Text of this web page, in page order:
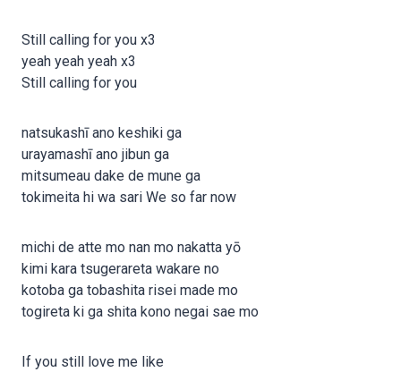
Still calling for you x3
yeah yeah yeah x3
Still calling for you
natsukashī ano keshiki ga
urayamashī ano jibun ga
mitsumeau dake de mune ga
tokimeita hi wa sari We so far now
michi de atte mo nan mo nakatta yō
kimi kara tsugerareta wakare no
kotoba ga tobashita risei made mo
togireta ki ga shita kono negai sae mo
If you still love me like